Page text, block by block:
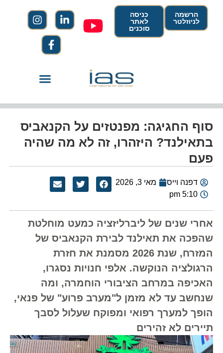
הרשמה
לניוזלטר
כניסה
לאתר
סוכנים
סוף החגיגה: מפנטזים על הקנאביס
בתאילנד? היזהרו, זה לא מה שהיה
פעם
דפנה וייס
מאי 3, 2026
5:10 pm
אחרי שנים של ליברליזציה כמעט מוחלטת
שהפכה את תאילנד לבירת הקנאביס של
המזרח, שנת 2026 מסמנת את חזרת
הרגולציה הנוקשה. אלפי חנויות נסגרו,
האכיפה במרחב הציבורי הוחמרה, ומה
שנחשב עד לא מזמן ל"מערב פרוע" של פנאי,
הופך למערך רפואי ומפוקח שעלול לסבך
תיירים לא זהירים